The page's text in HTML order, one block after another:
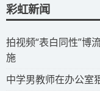
彩虹新闻
拍视频“表白同性”博
施
中学男教师在办公室